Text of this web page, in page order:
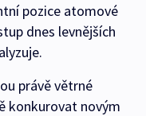
pozice atomové
dnes levnějších
právě větrné
konkurovat novým